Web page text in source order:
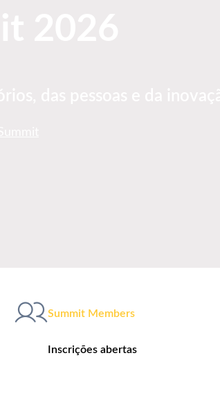
Summit Members
Inscrições abertas